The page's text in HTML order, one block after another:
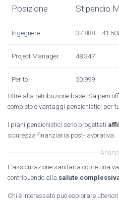
Posizione Stipendio
Ingegnere 37.888 –
Project Manager 48.347
Perito 50.999
Oltre alla retribuzione base , Saipem
complete e vantaggi pensionistici per
I piani pensionistici sono progettati
sicurezza finanziaria post-lavorativa.
L’assicurazione sanitaria copre una
contribuendo alla salute
Chi è interessato può esplorare